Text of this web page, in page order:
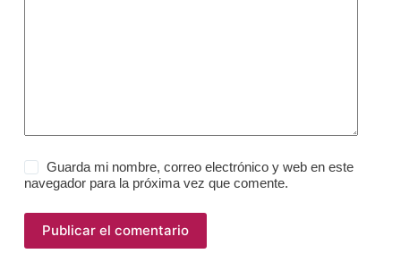
Guarda mi nombre, correo electrónico y web en este
navegador para la próxima vez que comente.
Publicar el comentario